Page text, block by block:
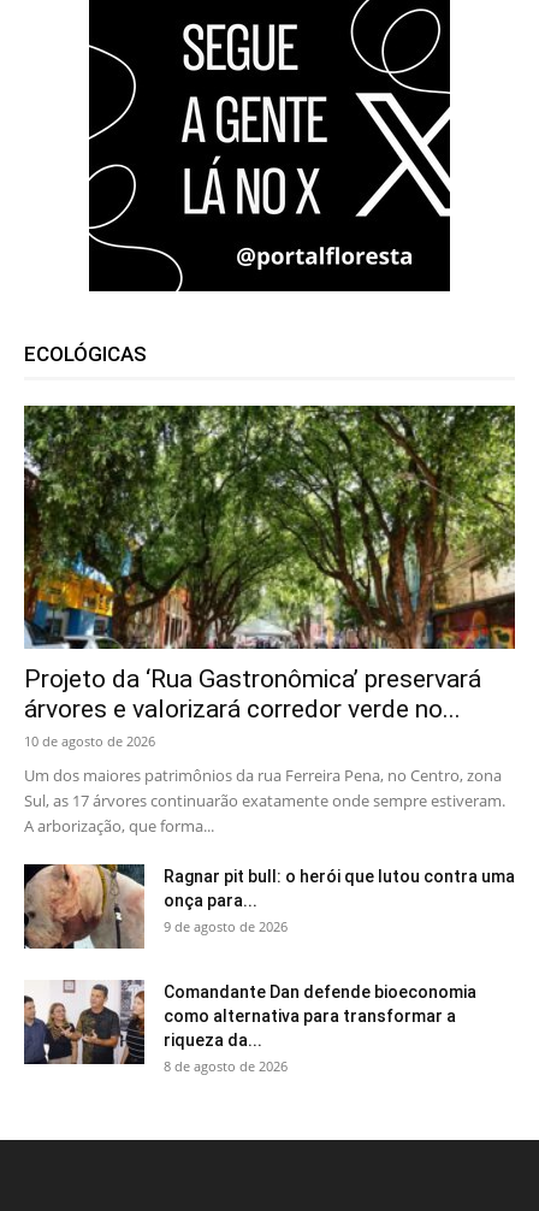
ECOLÓGICAS
Projeto da ‘Rua Gastronômica’ preservará
árvores e valorizará corredor verde no...
10 de agosto de 2026
Um dos maiores patrimônios da rua Ferreira Pena, no Centro, zona
Sul, as 17 árvores continuarão exatamente onde sempre estiveram.
A arborização, que forma...
Ragnar pit bull: o herói que lutou contra uma
onça para...
9 de agosto de 2026
Comandante Dan defende bioeconomia
como alternativa para transformar a
riqueza da...
8 de agosto de 2026